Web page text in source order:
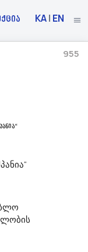
KA| EN
07/07/2026
კვების წყაროების
ღირებულების
955